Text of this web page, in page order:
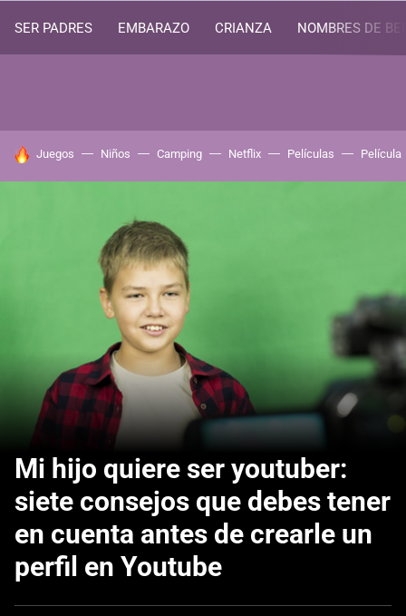
SER PADRES EMBARAZO CRIANZA NOMBRES DE
HOY SE HABLA DE
Juegos Niños Camping Netflix Películas Película
Mi hijo quiere ser youtuber:
siete consejos que debes tener
en cuenta antes de crearle un
perfil en Youtube